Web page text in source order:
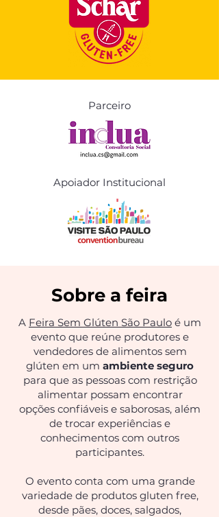
Parceiro
Apoiador Institucional
Sobre a feira
A Feira Sem Glúten São Paulo é um
evento que reúne produtores e
vendedores de alimentos sem
glúten em um ambiente seguro
para que as pessoas com restrição
alimentar possam encontrar
opções confiáveis e saborosas, além
de trocar experiências e
conhecimentos com outros
participantes.
O evento conta com uma grande
variedade de produtos gluten free,
desde pães, doces, salgados,